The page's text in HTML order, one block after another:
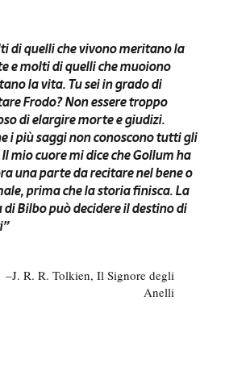
di quelli che vivono meritano la
e molti di quelli che muoiono
la vita. Tu sei in grado di
Frodo? Non essere troppo
di elargire morte e giudizi.
i più saggi non conoscono tutti gli
mio cuore mi dice che Gollum ha
una parte da recitare nel bene o
prima che la storia finisca. La
di Bilbo può decidere il destino di
J. R. R. Tolkien, Il Signore degli
Anelli